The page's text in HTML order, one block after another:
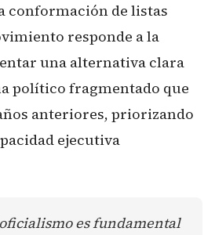
conformación de listas
responde a la
una alternativa clara
político fragmentado que
anteriores, priorizando
ejecutiva
es fundamental